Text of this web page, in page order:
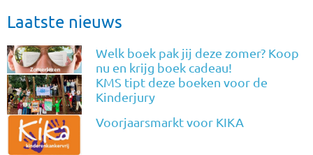
Laatste nieuws
Welk boek pak jij deze zomer? Koop
nu en krijg boek cadeau!
KMS tipt deze boeken voor de
Kinderjury
Voorjaarsmarkt voor KIKA